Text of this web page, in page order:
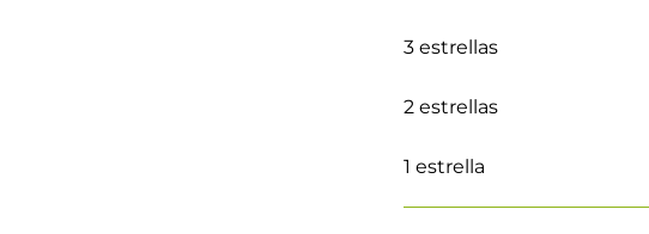
3 estrellas
2 estrellas
1 estrella